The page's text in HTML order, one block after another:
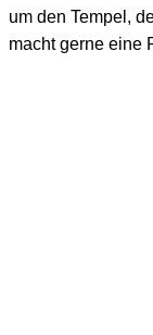
um den Tempel,
macht gerne eine